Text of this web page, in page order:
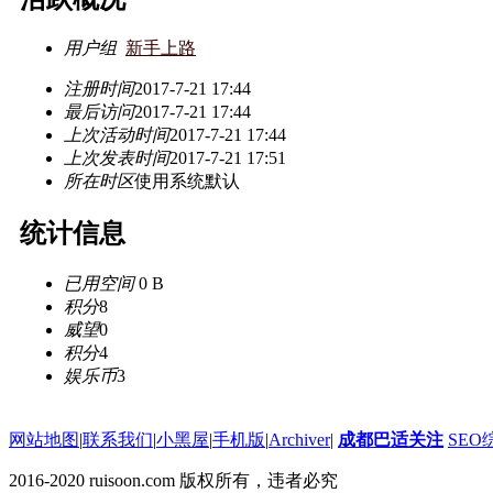
用户组 新手上路
注册时间2017-7-21 17:44
最后访问2017-7-21 17:44
上次活动时间2017-7-21 17:44
上次发表时间2017-7-21 17:51
所在时区使用系统默认
统计信息
已用空间0 B
积分8
威望0
积分4
娱乐币3
网站地图|联系我们|小黑屋|手机版|Archiver| 成都巴适关注 SEO
2016-2020 ruisoon.com 版权所有，违者必究